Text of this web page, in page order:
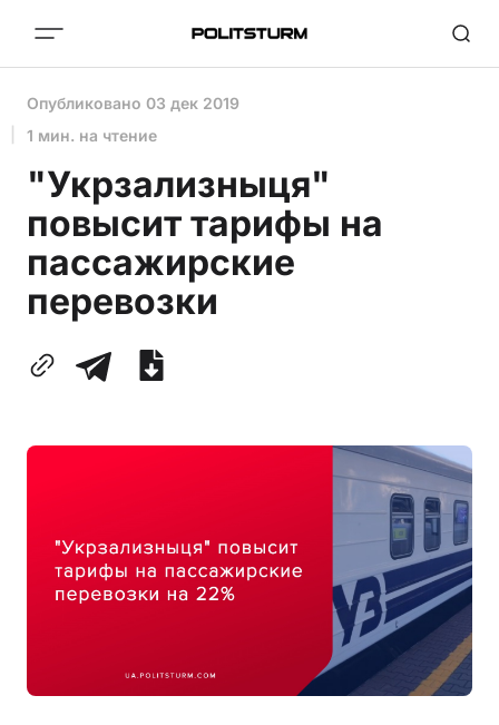
Опубликовано 03 дек 2019
1 мин. на чтение
"Укрзализныця"
повысит тарифы на
пассажирские
перевозки